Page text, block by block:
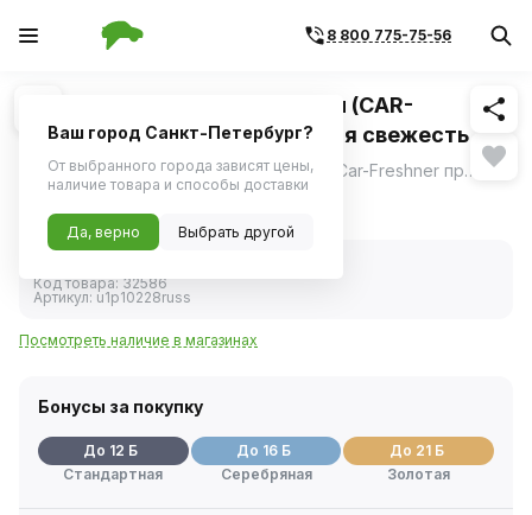
8 800 775-75-56
1/1 Похожие
Ароматизатор подвес картон (CAR-
FRESHNER) "Елочка" Утренняя свежесть
Подвесной картонный ароматизатор Car-Freshner премиум-класса с любимыми ароматами в широком ассортименте в виде елочки. ещё
Код товара:32586
Артикул: u1p10228russ
Посмотреть наличие в магазинах
Бонусы за покупку
До 12 Б
Стандартная
До 16 Б
Серебряная
До 21 Б
Золотая
Ваш город Санкт-Петербург?
От выбранного города зависят цены,
наличие товара и способы доставки
Да, верно Выбрать другой